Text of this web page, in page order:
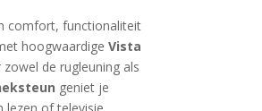
comfort, functionaliteit
hoogwaardige Vista
de rugleuning als
geniet je